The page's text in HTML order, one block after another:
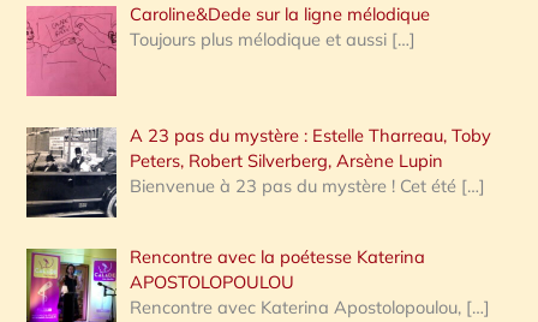
Caroline&Dede sur la ligne mélodique
Toujours plus mélodique et aussi […]
A 23 pas du mystère : Estelle Tharreau, Toby
Peters, Robert Silverberg, Arsène Lupin
Bienvenue à 23 pas du mystère ! Cet été […]
Rencontre avec la poétesse Katerina
APOSTOLOPOULOU
Rencontre avec Katerina Apostolopoulou, […]